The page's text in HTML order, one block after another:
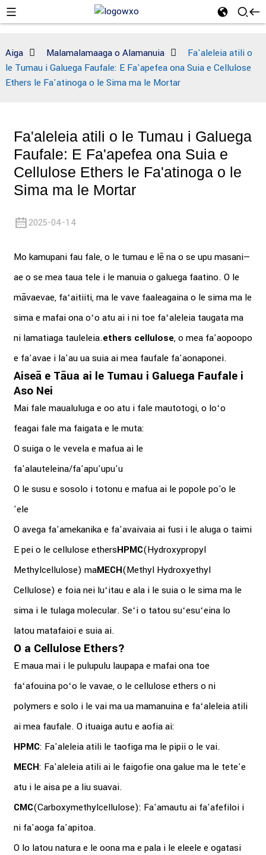
Aiga Malamalamaaga o Alamanuia
Fa'aleleia atili o
le Tumau i Galuega Faufale: E Fa'apefea ona Suia e Cellulose
Ethers le Fa'atinoga o le Sima ma le Mortar
Fa'aleleia atili o le Tumau i Galuega
Faufale: E Fa'apefea ona Suia e
Cellulose Ethers le Fa'atinoga o le
Sima ma le Mortar
2025-04-14
Mo kamupani fau fale, o le tumau e lē na o se upu masani—
ae o se mea taua tele i le manuia o galuega faatino. O le
māvaevae, faʻaitiiti, ma le vave faaleagaina o le sima ma le
sima e mafai ona oʻo atu ai i ni toe faʻaleleia taugata ma
ni lamatiaga tauleleia.ethers cellulose, o mea fa'aopoopo
e fa'avae i la'au ua suia ai mea faufale fa'aonaponei.
Aiseā e Tāua ai le Tumau i Galuega Faufale i
Aso Nei
Mai fale maualuluga e oo atu i fale mautotogi, o loʻo
feagai fale ma faigata e le muta:
O suiga o le vevela e mafua ai le
fa'alauteleina/fa'apu'upu'u
O le susu e sosolo i totonu e mafua ai le popole po'o le
'ele
O avega fa'amekanika e fa'avaivaia ai fusi i le aluga o taimi
E pei o le cellulose ethersHPMC(Hydroxypropyl
Methylcellulose) maMECH(Methyl Hydroxyethyl
Cellulose) e foia nei luʻitau e ala i le suia o le sima ma le
sima i le tulaga molecular. Seʻi o tatou suʻesuʻeina lo
latou matafaioi e suia ai.
O a Cellulose Ethers?
E maua mai i le pulupulu laupapa e mafai ona toe
faʻafouina poʻo le vavae, o le cellulose ethers o ni
polymers e solo i le vai ma ua mamanuina e faʻaleleia atili
ai mea faufale. O ituaiga autu e aofia ai:
HPMC: Fa'aleleia atili le taofiga ma le pipii o le vai.
MECH: Fa'aleleia atili ai le faigofie ona galue ma le tete'e
atu i le aisa pe a liu suavai.
CMC(Carboxymethylcellulose): Fa'amautu ai fa'afefiloi i
ni fa'aoga fa'apitoa.
O lo latou natura e le oona ma e pala i le eleele e ogatasi